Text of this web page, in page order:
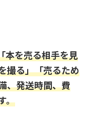
本を売る相手を見
撮る」「売るため
、発送時間、費
。